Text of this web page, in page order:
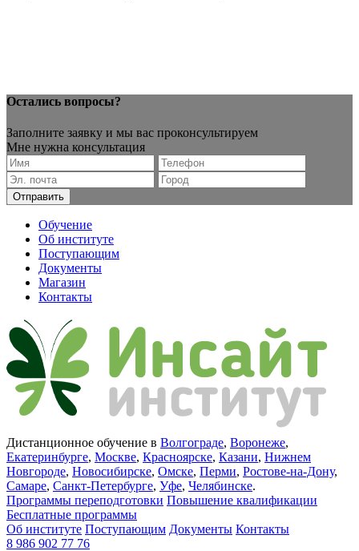
Остались вопросы?
Заполните заявку и мы вас проконсультируем
Мне нужна консультация
Обучение
Об институте
Поступающим
Документы
Магазин
Контакты
Дистанционное обучение в Волгограде, Воронеже,
Екатеринбурге, Москве, Красноярске, Казани, Нижнем
Новгороде, Новосибирске, Омске, Перми, Ростове-на-Дону,
Самаре, Санкт-Петербурге, Уфе, Челябинске.
Программы переподготовки Повышение квалификации
Бесплатные программы
Об институте Поступающим Документы Контакты
8 986 902 77 76